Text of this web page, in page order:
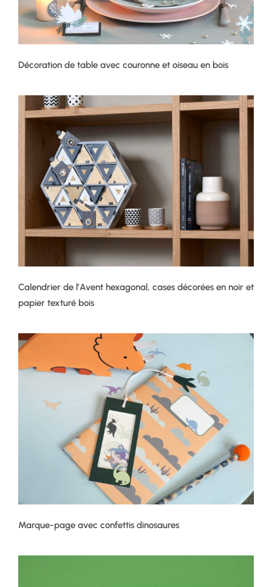
Décoration de table avec couronne et oiseau en bois
Calendrier de l’Avent hexagonal, cases décorées en noir et
papier texturé bois
Marque-page avec confettis dinosaures